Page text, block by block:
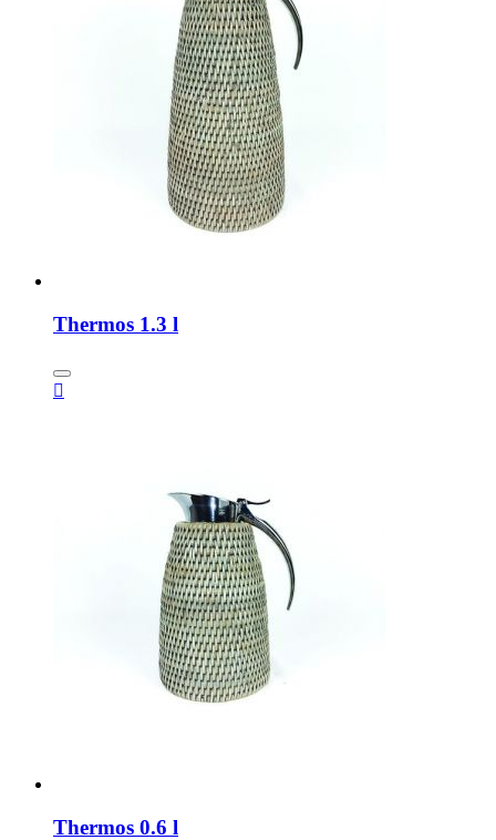
Thermos 1.3 l

Thermos 0.6 l